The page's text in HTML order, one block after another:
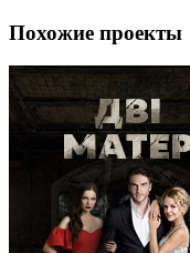
Похожие проекты